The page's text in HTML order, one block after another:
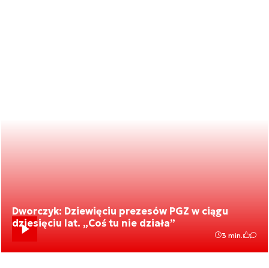
Dworczyk: Dziewięciu prezesów PGZ w ciągu
dziesięciu lat. „Coś tu nie działa”
3 min.